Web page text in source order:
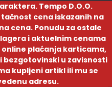
Tempo D.O.O.
cena iskazanih na
cena. Ponudu za ostale
i aktuelnim cenama
plaćanja karticama,
bezgotovinski u zavisnosti
kupljeni artikl ili mu se
adresu.